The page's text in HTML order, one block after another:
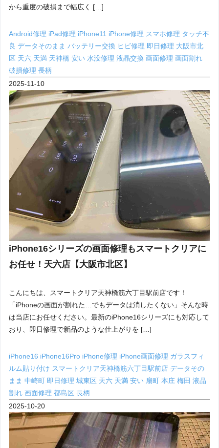
から重度の破損まで幅広く […]
Android修理 iPad修理 iPhone11 iPhone修理 スマホ修理 タッチ不
良データそのままバッテリー交換 ヒビ修理 即日修理 大阪市北
区 天六 天満 天神橋安い水没修理液晶交換画面修理画面割れ
破損修理長柄
2025-11-10
iPhone16シリーズの画面修理もスマートクリアに
お任せ！天六店【大阪市北区】
こんにちは、スマートクリア天神橋筋六丁目駅前店です！
「iPhoneの画面が割れた…でもデータは消したくない」そんな時
は当店にお任せください。最新のiPhone16シリーズにも対応して
おり、即日修理で新品のような仕上がりを […]
iPhone16 iPhone16Pro iPhone修理 iPhone画面修理 ガラスフィ
ルム貼り付け スマートクリア天神橋筋六丁目駅前店データその
まま中崎町 即日修理城東区 天六 天満安い 扇町本庄梅田液晶
割れ画面修理都島区長柄
2025-10-20